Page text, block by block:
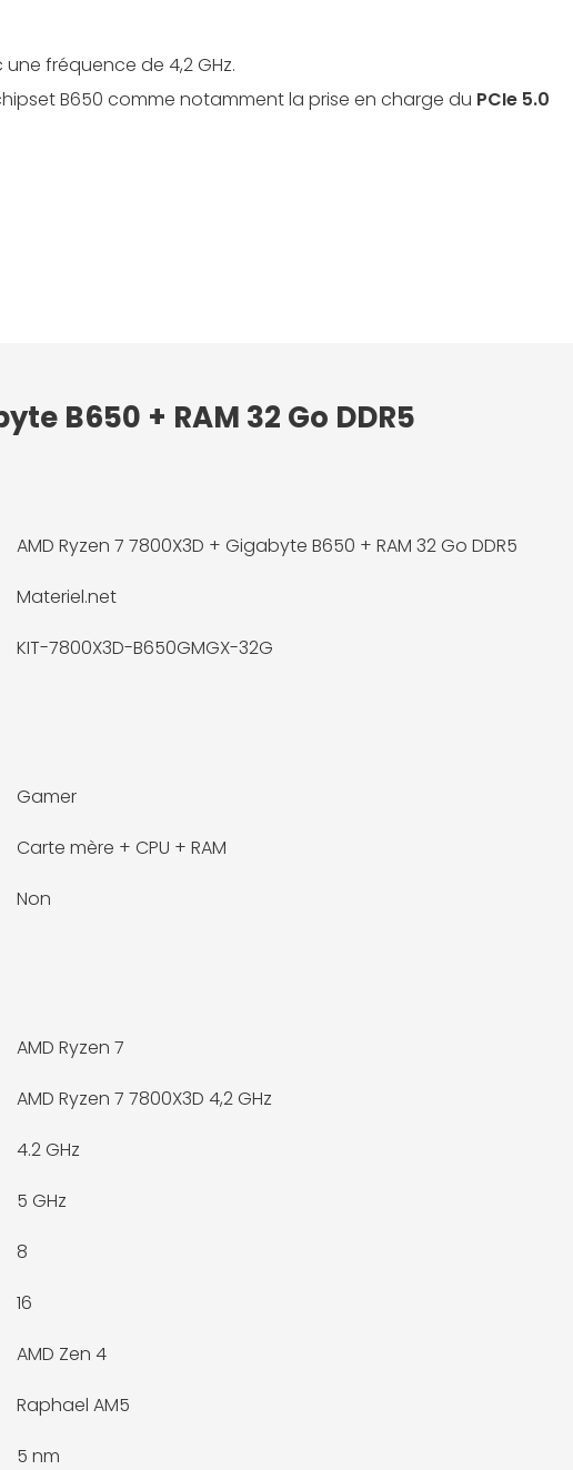
fréquence de 4,2 GHz.
B650 comme notamment la prise en charge du PCIe 5.0
B650 + RAM 32 Go DDR5
AMD Ryzen 7 7800X3D + Gigabyte B650 + RAM 32 Go DDR5
Materiel.net
KIT-7800X3D-B650GMGX-32G
Gamer
Carte mère + CPU + RAM
Non
AMD Ryzen 7
AMD Ryzen 7 7800X3D 4,2 GHz
4.2 GHz
5 GHz
8
16
AMD Zen 4
Raphael AM5
5 nm